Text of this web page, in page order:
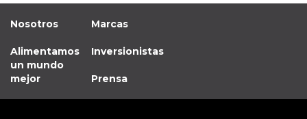
Nosotros
Alimentamos
un mundo
mejor
Marcas
Inversionistas
Prensa